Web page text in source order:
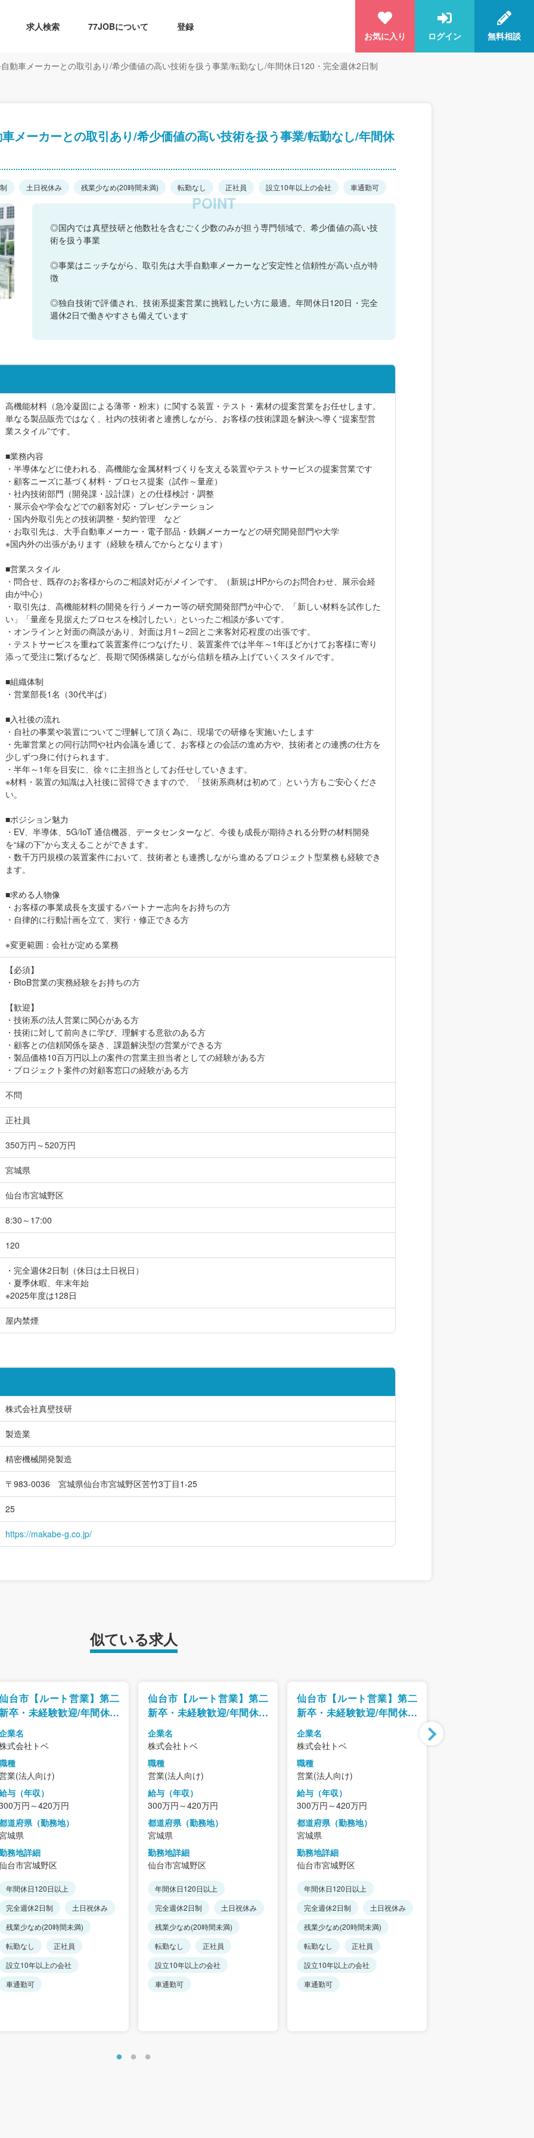
求人検索 77JOBについて
登録
お気に入り
ログイン 無料相談
動車メーカーとの取引あり/希少価値の高い技術を扱う事業/転勤なし/年間休日120・完全週休2日制
メーカーとの取引あり/希少価値の高い技術を扱う事業/転勤なし/年間休
土日祝休み 残業少なめ(20時間未満) 転勤なし 正社員 設立10年以上の会社 車通勤可
◎国内では真壁技研と他数社を含むごく少数のみが担う専門領域で、希少価値の高い技
術を扱う事業
◎事業はニッチながら、取引先は大手自動車メーカーなど安定性と信頼性が高い点が特
徴
◎独自技術で評価され、技術系提案営業に挑戦したい方に最適。年間休日120日・完全
週休2日で働きやすさも備えています
高機能材料（急冷凝固による薄帯・粉末）に関する装置・テスト・素材の提案営業をお任せします。
単なる製品販売ではなく、社内の技術者と連携しながら、お客様の技術課題を解決へ導く“提案型営
業スタイル”です。
■業務内容
・半導体などに使われる、高機能な金属材料づくりを支える装置やテストサービスの提案営業です
・顧客ニーズに基づく材料・プロセス提案（試作～量産）
・社内技術部門（開発課・設計課）との仕様検討・調整
・展示会や学会などでの顧客対応・プレゼンテーション
・国内外取引先との技術調整・契約管理 など
・お取引先は、大手自動車メーカー・電子部品・鉄鋼メーカーなどの研究開発部門や大学
※国内外の出張があります（経験を積んでからとなります）
■営業スタイル
・問合せ、既存のお客様からのご相談対応がメインです。（新規はHPからのお問合わせ、展示会経
由が中心）
・取引先は、高機能材料の開発を行うメーカー等の研究開発部門が中心で、「新しい材料を試作した
い」「量産を見据えたプロセスを検討したい」といったご相談が多いです。
・オンラインと対面の商談があり、対面は月1～2回とご来客対応程度の出張です。
・テストサービスを重ねて装置案件につなげたり、装置案件では半年～1年ほどかけてお客様に寄り
添って受注に繋げるなど、長期で関係構築しながら信頼を積み上げていくスタイルです。
■組織体制
・営業部長1名（30代半ば）
■入社後の流れ
・自社の事業や装置についてご理解して頂く為に、現場での研修を実施いたします
・先輩営業との同行訪問や社内会議を通じて、お客様との会話の進め方や、技術者との連携の仕方を
少しずつ身に付けられます。
・半年～1年を目安に、徐々に主担当としてお任せしていきます。
※材料・装置の知識は入社後に習得できますので、「技術系商材は初めて」という方もご安心くださ
い。
■ポジション魅力
・EV、半導体、5G/IoT 通信機器、データセンターなど、今後も成長が期待される分野の材料開発
を“縁の下”から支えることができます。
・数千万円規模の装置案件において、技術者とも連携しながら進めるプロジェクト型業務も経験でき
ます。
■求める人物像
・お客様の事業成長を支援するパートナー志向をお持ちの方
・自律的に行動計画を立て、実行・修正できる方
※変更範囲：会社が定める業務
【必須】
・BtoB営業の実務経験をお持ちの方
【歓迎】
・技術系の法人営業に関心がある方
・技術に対して前向きに学び、理解する意欲のある方
・顧客との信頼関係を築き、課題解決型の営業ができる方
・製品価格10百万円以上の案件の営業主担当者としての経験がある方
・プロジェクト案件の対顧客窓口の経験がある方
不問
正社員
350万円～520万円
宮城県
仙台市宮城野区
8:30～17:00
120
・完全週休2日制（休日は土日祝日）
・夏季休暇、年末年始
※2025年度は128日
屋内禁煙
株式会社真壁技研
製造業
精密機械開発製造
〒983-0036 宮城県仙台市宮城野区苦竹3丁目1-25
25
https://makabe-g.co.jp/
似ている求人
台市【ルート営業】第二
卒・未経験歓迎/年間休日
日以上/既存中心・ノル
なし
業名
式会社トベ
種
業(法人向け)
与（年収）
万円～420万円
道府県（勤務地）
城県
務地詳細
台市宮城野区
年間休日120日以上
完全週休2日制
土日祝休み
残業少なめ(20時間未満)
転勤なし
正社員
設立10年以上の会社
車通勤可
仙台市【ルート営業】第二
新卒・未経験歓迎/年間休日
120日以上/既存中心・ノル
マなし
企業名
株式会社トベ
職種
営業(法人向け)
給与（年収）
300万円～420万円
都道府県（勤務地）
宮城県
勤務地詳細
仙台市宮城野区
年間休日120日以上
完全週休2日制
土日祝休み
残業少なめ(20時間未満)
転勤なし
正社員
設立10年以上の会社
車通勤可
仙台市【ルート営業】第二
新卒・未経験歓迎/年間休日
120日以上/既存中心・ノル
マなし
企業名
株式会社トベ
職種
営業(法人向け)
給与（年収）
300万円～420万円
都道府県（勤務地）
宮城県
勤務地詳細
仙台市宮城野区
年間休日120日以上
完全週休2日制
土日祝休み
残業少なめ(20時間未満)
転勤なし
正社員
設立10年以上の会社
車通勤可